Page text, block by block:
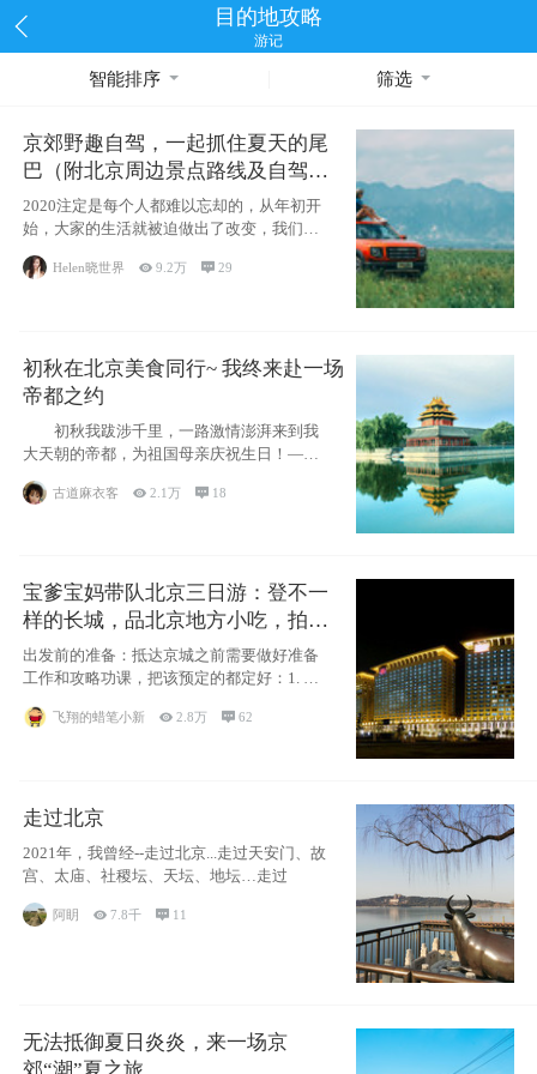
目的地攻略
游记
智能排序 筛选
京郊野趣自驾，一起抓住夏天的尾
巴（附北京周边景点路线及自驾攻
略）
2020注定是每个人都难以忘却的，从年初开
始，大家的生活就被迫做出了改变，我们也
不例外。本来双双辞职是为
Helen晓世界 9.2万 29
初秋在北京美食同行~ 我终来赴一场
帝都之约
初秋我跋涉千里，一路激情澎湃来到我
大天朝的帝都，为祖国母亲庆祝生日！——
古道麻衣客 2.1万  18
宝爹宝妈带队北京三日游：登不一
样的长城，品北京地方小吃，拍盘
古七星夜景！
出发前的准备：抵达京城之前需要做好准备
工作和攻略功课，把该预定的都定好：1. 酒
飞翔的蜡笔小新 2.8万 62
走过北京
2021年，我曾经--走过北京...走过天安门、故
宫、太庙、社稷坛、天坛、地坛…走过
阿眀 7.8千  11
无法抵御夏日炎炎，来一场京